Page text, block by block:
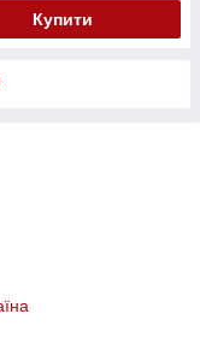
Купити